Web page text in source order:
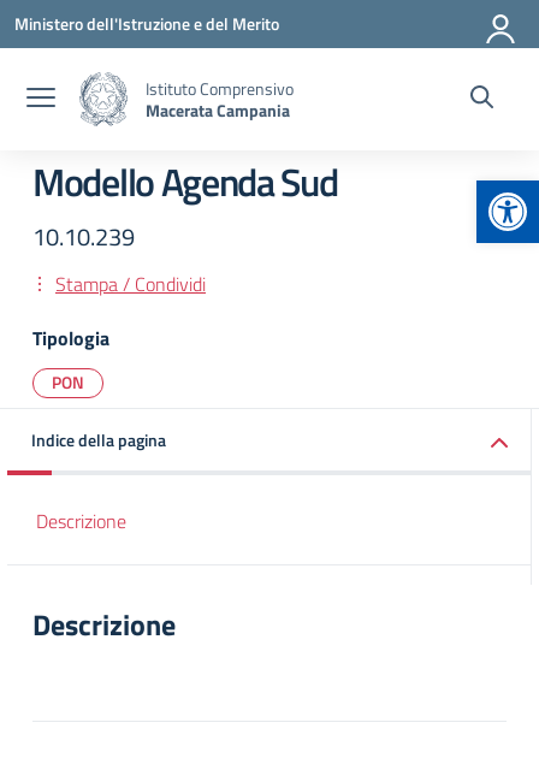
Vai ai contenuti
Vai al menu di navigazione
Vai al footer
Ministero dell'Istruzione e del Merito
Istituto Comprensivo
Macerata Campania
Modello Agenda Sud
10.10.239
Stampa / Condividi
Tipologia
PON
Indice della pagina
Descrizione
Descrizione